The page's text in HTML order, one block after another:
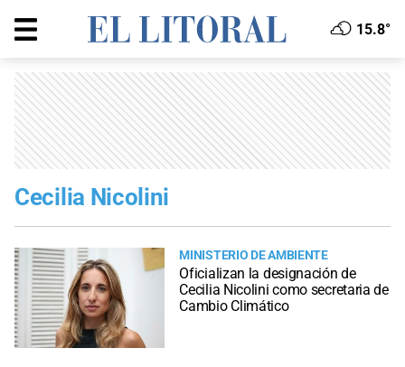
15.8°
Cecilia Nicolini
MINISTERIO DE AMBIENTE
Oficializan la designación de
Cecilia Nicolini como secretaria de
Cambio Climático